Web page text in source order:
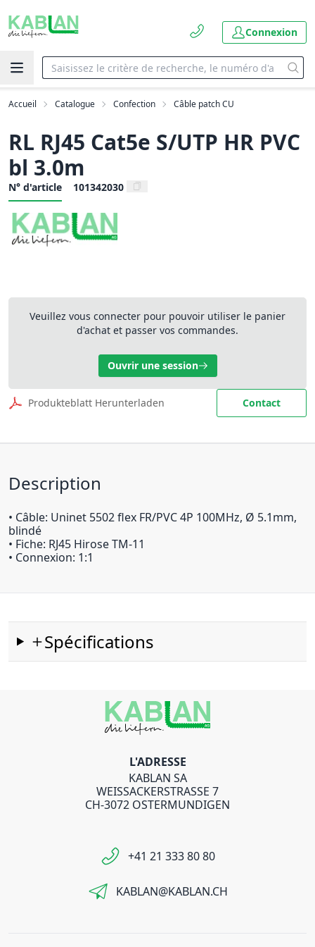
Connexion
Accueil Catalogue Confection Câble patch CU
RL RJ45 Cat5e S/UTP HR PVC
bl 3.0m
N° d'article 101342030
Veuillez vous connecter pour pouvoir utiliser le panier
d'achat et passer vos commandes.
Ouvrir une session
Produkteblatt Herunterladen Contact
Description
• Câble: Uninet 5502 flex FR/PVC 4P 100MHz, Ø 5.1mm,
blindé
• Fiche: RJ45 Hirose TM-11
• Connexion: 1:1
Spécifications
L'ADRESSE
KABLAN SA
WEISSACKERSTRASSE 7
CH-3072 OSTERMUNDIGEN
+41 21 333 80 80
KABLAN@KABLAN.CH